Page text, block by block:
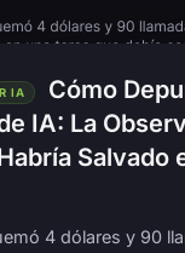
IA
Cómo
IA: La
Salvado
4 dólares y 90